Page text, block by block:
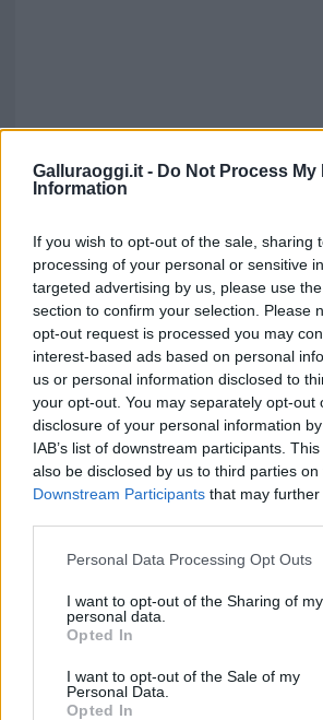
Galluraoggi.it - Do Not Process My
Information
If you wish to opt-out of the sale, sharing
processing of your personal or sensitive
targeted advertising by us, please use
section to confirm your selection. Please
opt-out request is processed you may
interest-based ads based on personal
us or personal information disclosed to
your opt-out. You may separately opt-out
disclosure of your personal information
IAB’s list of downstream participants.
also be disclosed by us to third parties on
Downstream Participants that may
Please note that this website/app uses
not limited to your visit or usage
grant or deny consent to Google and its
use your data for below specified
consent section.
Personal Data Processing Opt Outs
I want to opt-out of the Sharing of my
personal data.
Opted In
I want to opt-out of the Sale of my
Personal Data.
Opted In
Vuoi rimuovere le
Puoi abbonarti asoli € 1,10
cliccandoqui
Sei già abbonato?
Puoi effettuare l'accesso
sezioneLogindal menù del
cliccandoqui
TEMI: Comune Di Telti
Dimmi Di Sì
Matteo Sanna
Premio Inzaina
Premio Inzaina 2026
Ti Vedo Dopo Messa